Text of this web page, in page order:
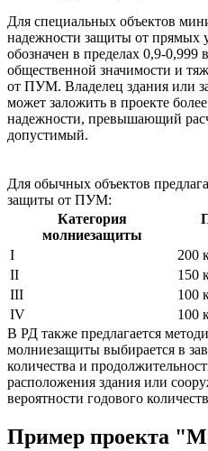
Для специальных объектов
надежности защиты от
обозначен в пределах 0,9-0,999
общественной значимости и
от ПУМ. Владелец здания или
может заложить в проекте
надежности, превышающий
допустимый.
Для обычных объектов
защиты от ПУМ:
Категория
молниезащиты
I
200
II
150
III
100
IV
100
В РД также предлагается
молниезащиты выбирается в
количества и
расположения здания или
вероятности годового
Пример проекта